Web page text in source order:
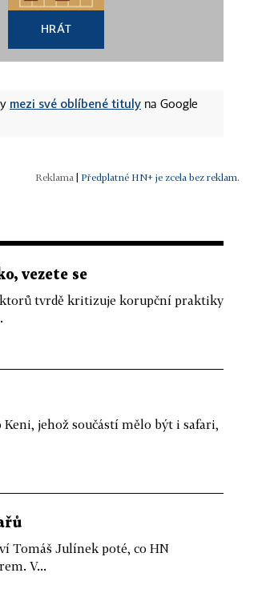
HRÁT
mezi své oblíbené tituly na Google
Předplatné HN+ je zcela bez reklam.
vezete se
tvrdě kritizuje korupční praktiky
jehož součástí mělo být i safari,
Tomáš Julínek poté, co HN
V...